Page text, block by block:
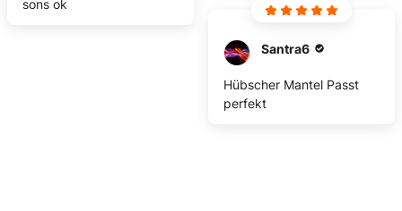
sons ok
Santra6
Hübscher Mantel Passt
perfekt